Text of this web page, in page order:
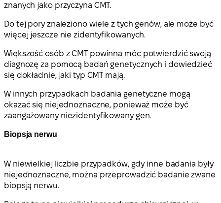
znanych jako przyczyna CMT.
Do tej pory znaleziono wiele z tych genów, ale może być
więcej jeszcze nie zidentyfikowanych.
Większość osób z CMT powinna móc potwierdzić swoją
diagnozę za pomocą badań genetycznych i dowiedzieć
się dokładnie, jaki typ CMT mają.
W innych przypadkach badania genetyczne mogą
okazać się niejednoznaczne, ponieważ może być
zaangażowany niezidentyfikowany gen.
Biopsja nerwu
W niewielkiej liczbie przypadków, gdy inne badania były
niejednoznaczne, można przeprowadzić badanie zwane
biopsją nerwu.